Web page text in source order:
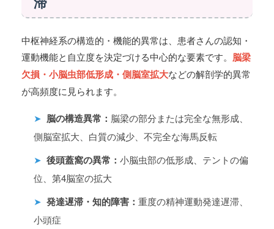
中枢神経系の構造的・機能的異常は、患者さんの認知・
運動機能と自立度を決定づける中心的な要素です。 脳梁
欠損・小脳虫部低形成・側脳室拡大などの解剖学的異常
が高頻度に見られます。
➤ 脳の構造異常： 脳梁の部分または完全な無形成、
側脳室拡大、白質の減少、不完全な海馬反転
➤ 後頭蓋窩の異常： 小脳虫部の低形成、テントの偏
位、第4脳室の拡大
➤ 発達遅滞・知的障害： 重度の精神運動発達遅滞、
小頭症